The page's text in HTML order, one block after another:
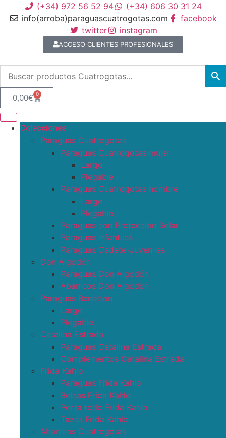
(+34) 972 56 52 94
(+34) 606 30 31 24
info(arroba)paraguascuatrogotas.com
facebook
twitter
instagram
ACCESO CLIENTES PROFESIONALES
0,00€ 0
Colecciones
Paraguas Cuatrogotas
Paraguas Cuatrogotas mujer
Largo
Plegable
Paraguas Cuatrogotas hombre
Largo
Plegable
Paraguas con Protección Solar
Paraguas infantiles
Paraguas Cadete-Juveniles
Don Algodón
Paraguas Don Algodón
Abanicos Don Algodon
Paraguas Benetton
Largo
Plegable
Catalina Estrada
Paraguas Catalina Estrada
Complementos Catalina Estrada
Frida Kahlo
Paraguas Frida Kahlo
Bolsas Frida Kahlo
Porta todo Frida Kahlo
Tazas Frida Kahlo
Abanicos Cuatrogotas